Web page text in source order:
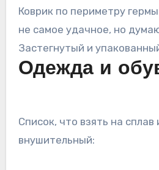
Коврик по периметру
не самое удачное, но
Застегнутый и
Одежда и
Список, что взять на сплав из вещей,
внушительный: